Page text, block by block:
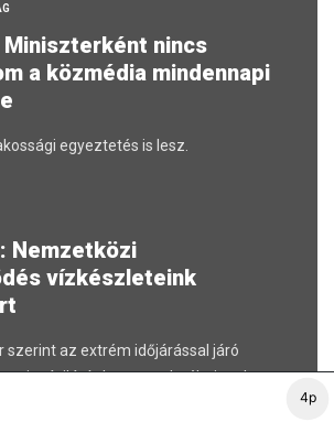
4p
Miniszterként nincs
a közmédia mindennapi
egyeztetés is lesz.
Nemzetközi
vízkészleteink
szerint az extrém időjárással járó
is rávilágít, hogy az elmúlt tizenhat
meg a szükséges felkészülés.